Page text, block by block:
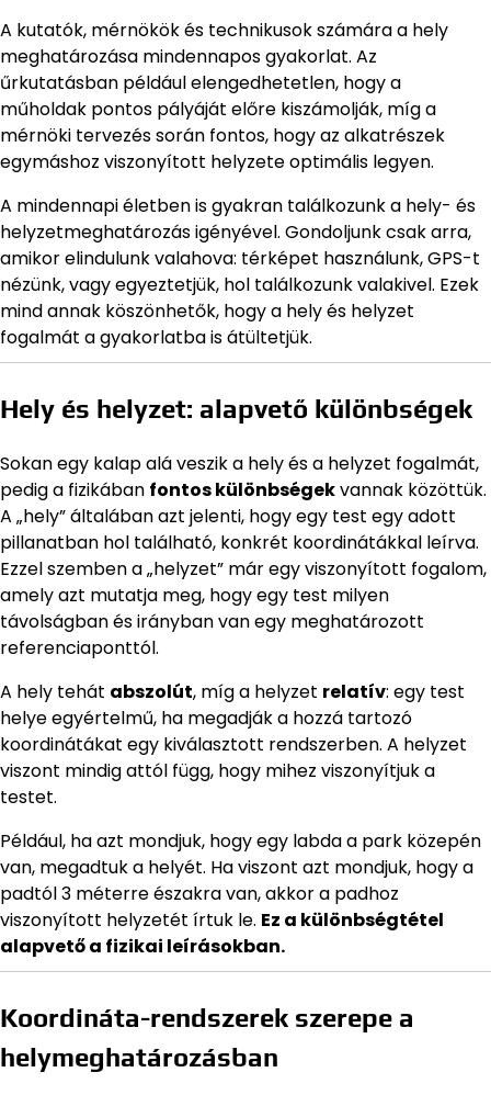
A kutatók, mérnökök és technikusok számára a hely
meghatározása mindennapos gyakorlat. Az
űrkutatásban például elengedhetetlen, hogy a
műholdak pontos pályáját előre kiszámolják, míg a
mérnöki tervezés során fontos, hogy az alkatrészek
egymáshoz viszonyított helyzete optimális legyen.
A mindennapi életben is gyakran találkozunk a hely- és
helyzetmeghatározás igényével. Gondoljunk csak arra,
amikor elindulunk valahova: térképet használunk, GPS-t
nézünk, vagy egyeztetjük, hol találkozunk valakivel. Ezek
mind annak köszönhetők, hogy a hely és helyzet
fogalmát a gyakorlatba is átültetjük.
Hely és helyzet: alapvető különbségek
Sokan egy kalap alá veszik a hely és a helyzet fogalmát,
pedig a fizikában fontos különbségekvannak közöttük.
A „hely” általában azt jelenti, hogy egy test egy adott
pillanatban hol található, konkrét koordinátákkal leírva.
Ezzel szemben a „helyzet” már egy viszonyított fogalom,
amely azt mutatja meg, hogy egy test milyen
távolságban és irányban van egy meghatározott
referenciaponttól.
A hely tehát abszolút, míg a helyzet relatív: egy test
helye egyértelmű, ha megadják a hozzá tartozó
koordinátákat egy kiválasztott rendszerben. A helyzet
viszont mindig attól függ, hogy mihez viszonyítjuk a
testet.
Például, ha azt mondjuk, hogy egy labda a park közepén
van, megadtuk a helyét. Ha viszont azt mondjuk, hogy a
padtól 3 méterre északra van, akkor a padhoz
viszonyított helyzetét írtuk le. Ez a különbségtétel
alapvető a fizikai leírásokban.
Koordináta-rendszerek szerepe a
helymeghatározásban